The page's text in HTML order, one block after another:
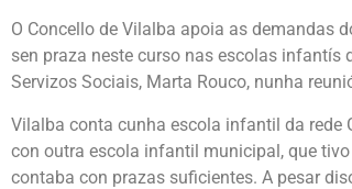
O Concello de Vilalba apoia as demandas
sen praza neste curso nas escolas infantís
Servizos Sociais, Marta Rouco, nunha
Vilalba conta cunha escola infantil da rede
con outra escola infantil municipal, que
contaba con prazas suficientes. A pesar